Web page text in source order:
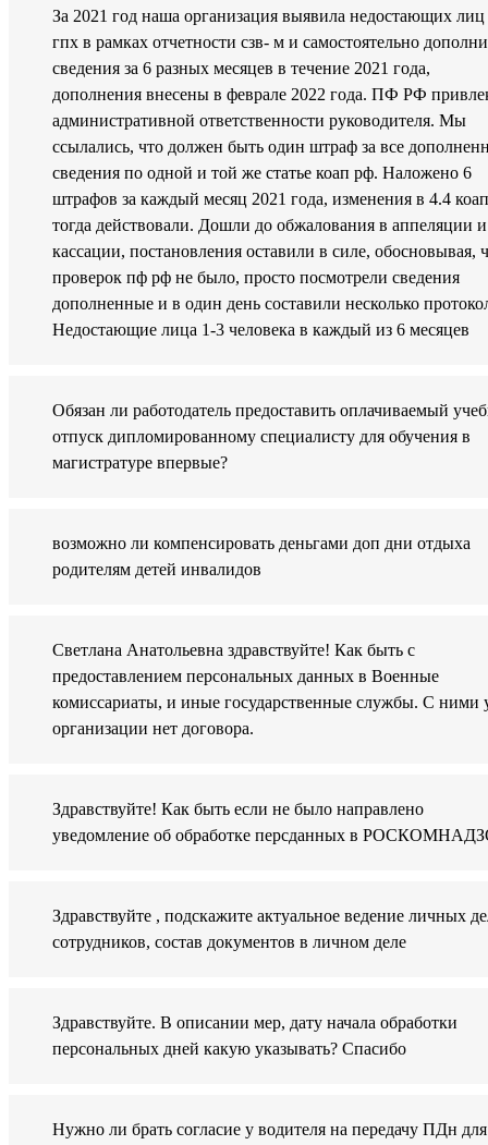
За 2021 год наша организация выявила недостающих
гпх в рамках отчетности сзв- м и самостоятельно
сведения за 6 разных месяцев в течение 2021 года,
дополнения внесены в феврале 2022 года. ПФ РФ
административной ответственности руководителя. Мы
ссылались, что должен быть один штраф за все
сведения по одной и той же статье коап рф. Наложено 6
штрафов за каждый месяц 2021 года, изменения в 4.4
тогда действовали. Дошли до обжалования в аппеляции и
кассации, постановления оставили в силе, обосновывая,
проверок пф рф не было, просто посмотрели сведения
дополненные и в один день составили несколько
Недостающие лица 1-3 человека в каждый из 6 месяцев
Обязан ли работодатель предоставить оплачиваемый
отпуск дипломированному специалисту для обучения в
магистратуре впервые?
возможно ли компенсировать деньгами доп дни отдыха
родителям детей инвалидов
Светлана Анатольевна здравствуйте! Как быть с
предоставлением персональных данных в Военные
комиссариаты, и иные государственные службы. С ними
организации нет договора.
Здравствуйте! Как быть если не было направлено
уведомление об обработке персданных в
Здравствуйте , подскажите актуальное ведение личных
сотрудников, состав документов в личном деле
Здравствуйте. В описании мер, дату начала обработки
персональных дней какую указывать? Спасибо
Нужно ли брать согласие у водителя на передачу ПДн для